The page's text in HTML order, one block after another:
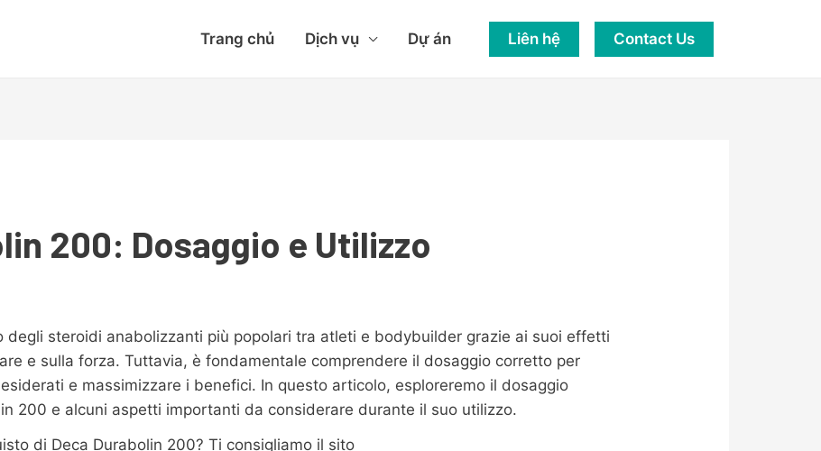
Trang chủ Dịch vụ Dự án Liên hệ Contact Us
200: Dosaggio e Utilizzo
degli steroidi anabolizzanti più popolari tra atleti e bodybuilder grazie ai suoi effetti
e sulla forza. Tuttavia, è fondamentale comprendere il dosaggio corretto per
e massimizzare i benefici. In questo articolo, esploreremo il dosaggio
200 e alcuni aspetti importanti da considerare durante il suo utilizzo.
di Deca Durabolin 200? Ti consigliamo il sito